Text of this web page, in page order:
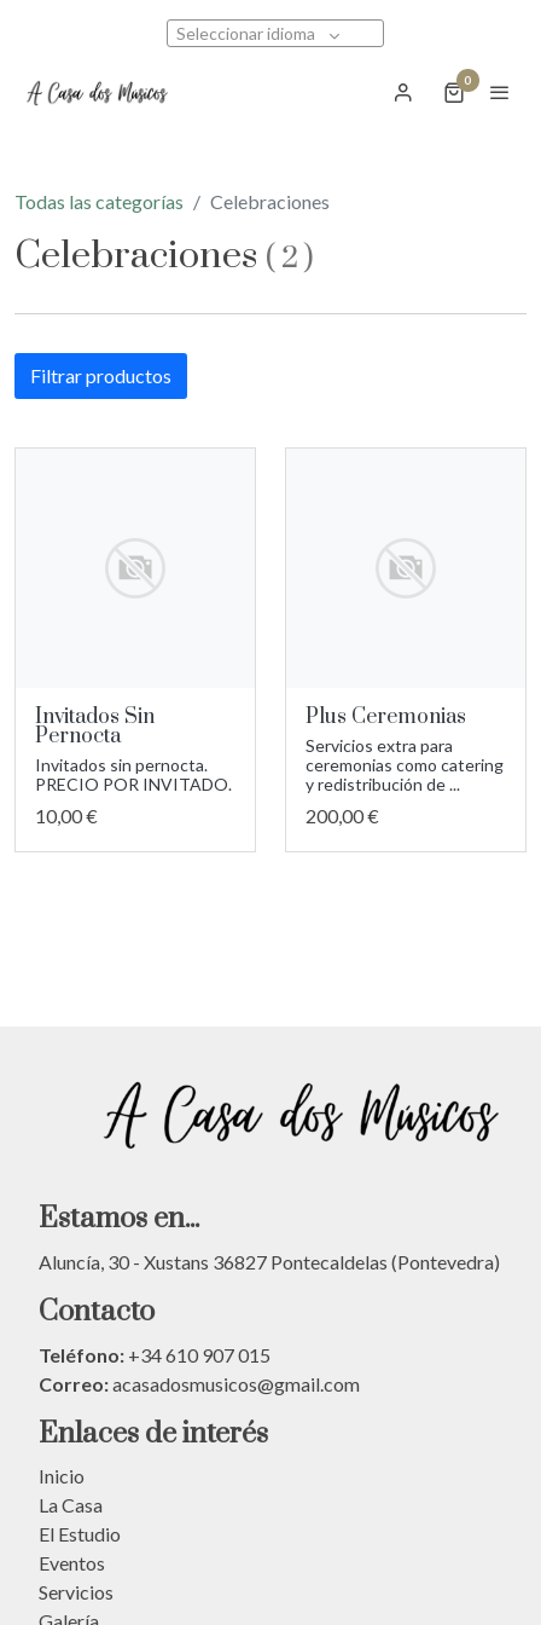
Seleccionar idioma
0
Todas las categorías Celebraciones
Celebraciones ( 2 )
Filtrar productos
Invitados Sin
Pernocta
Invitados sin pernocta.
PRECIO POR INVITADO.
10,00 €
Plus Ceremonias
Servicios extra para
ceremonias como catering
y redistribución de ...
200,00 €
Estamos en...
Aluncía, 30 - Xustans 36827 Pontecaldelas (Pontevedra)
Contacto
Teléfono: +34 610 907 015
Correo:acasadosmusicos@gmail.com
Enlaces de interés
Inicio
La Casa
El Estudio
Eventos
Servicios